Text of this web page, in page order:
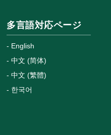
多言語対応ページ
English
中文 (简体)
中文 (繁體)
한국어